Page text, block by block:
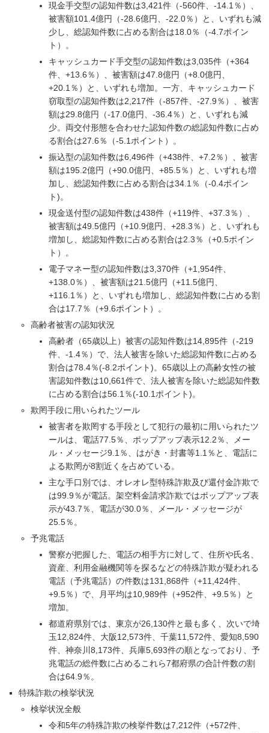
現金手交型の認知件数は3,421件（-560件、-14.1％）、
被害額101.4億円（-28.6億円、-22.0％）と、いずれも減
少し、総認知件数に占める割合は18.0％（-4.7ポイン
ト）。
キャッシュカード手交型の認知件数は3,035件（+364
件、+13.6％）、被害額は47.8億円（+8.0億円、
+20.1％）と、いずれも増加。一方、キャッシュカード
窃取型の認知件数は2,217件（-857件、-27.9％）、被害
額は29.8億円（-17.0億円、-36.4％）と、いずれも減
少。両交付形態を合わせた認知件数の総認知件数に占め
る割合は27.6％（-5.1ポイント）。
振込型の認知件数は6,496件（+438件、+7.2％）、被害
額は195.2億円（+90.0億円、+85.5％）と、いずれも増
加し、総認知件数に占める割合は34.1％（-0.4ポイン
ト)。
現金送付型の認知件数は438件（+119件、+37.3％）、
被害額は49.5億円（+10.9億円、+28.3％）と、いずれも
増加し、総認知件数に占める割合は2.3％（+0.5ポイン
ト）。
電子マネー型の認知件数は3,370件（+1,954件、
+138.0％）、被害額は21.5億円（+11.5億円、
+116.1％）と、いずれも増加し、総認知件数に占める割
合は17.7％（+9.6ポイント）。
高齢者被害の認知状況
高齢者（65歳以上）被害の認知件数は14,895件（-219
件、-1.4％）で、法人被害を除いた総認知件数に占める
割合は78.4％(-8.2ポイント)。65歳以上の高齢女性の被
害認知件数は10,661件で、法人被害を除いた総認知件数
に占める割合は56.1％(-10.1ポイント)。
欺罔手段に用いられたツール
被害者を欺罔する手段として犯行の最初に用いられたツ
ールは、電話77.5％、ポップアップ表示12.2％、メー
ル・メッセージ9.1％、はがき・封書等1.1％と、電話に
よる欺罔が8割近くを占めている。
主な手口別では、オレオレ型特殊詐欺及び還付金詐欺で
は99.9％が電話。架空料金請求詐欺ではポップアップ表
示が43.7％、電話が30.0％、メール・メッセージが
25.5％。
予兆電話
警察が把握した、電話の相手方に対して、住所や氏名、
資産、利用金融機関等を探るなどの特殊詐欺が疑われる
電話（予兆電話）の件数は131,868件（+11,424件、
+9.5％）で、月平均は10,989件（+952件、+9.5％）と
増加。
都道府県別では、東京が26,130件と最も多く、次いで埼
玉12,824件、大阪12,573件、千葉11,572件、愛知8,590
件、神奈川8,173件、兵庫5,693件の順となっており、予
兆電話の総件数に占めるこれら7都府県の合計件数の割
合は64.9％。
特殊詐欺の検挙状況
検挙状況全般
令和5年の特殊詐欺の検挙件数は7,212件（+572件、